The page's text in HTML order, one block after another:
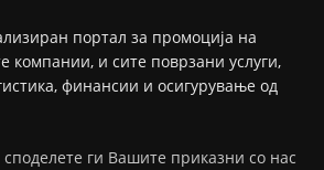
портал за промоција на
компании, и сите поврзани услуги,
финансии и осигурување од
споделете ги Вашите приказни со нас